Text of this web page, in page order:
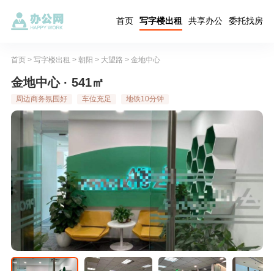
首页 写字楼出租 共享办公 委托找房
首页> 写字楼出租 > 朝阳 > 大望路 > 金地中心
金地中心 · 541㎡
周边商务氛围好 车位充足 地铁10分钟